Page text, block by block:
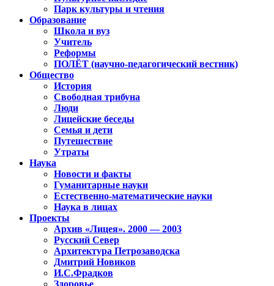
Парк культуры и чтения
Образование
Школа и вуз
Учитель
Реформы
ПОЛЁТ (научно-педагогический вестник)
Общество
История
Свободная трибуна
Люди
Лицейские беседы
Семья и дети
Путешествие
Утраты
Наука
Новости и факты
Гуманитарные науки
Естественно-математические науки
Наука в лицах
Проекты
Архив «Лицея». 2000 — 2003
Русский Север
Архитектура Петрозаводска
Дмитрий Новиков
И.С.Фрадков